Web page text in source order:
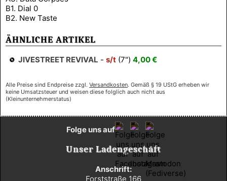
B1. Dial 0
B2. New Taste
ÄHNLICHE ARTIKEL
JIVESTREET REVIVAL - s/t (7") 4,00 €
Alle Preise sind Endpreise zzgl. Versandkosten. Gemäß § 19 UStG erheben wir
keine Umsatzsteuer und weisen diese folglich auch nicht aus
(Kleinunternehmerstatus)
Unser Ladengeschäft
Anschrift:
Forststraße 166
Folge uns auf